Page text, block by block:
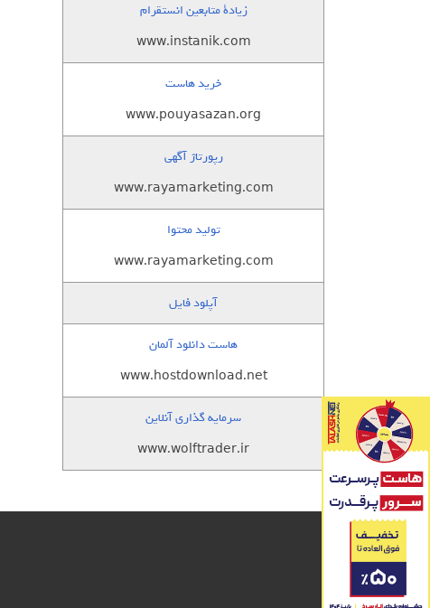
زيادة متابعين انستقرام
www.instanik.com
خرید هاست
www.pouyasazan.org
رپورتاژ آگهی
www.rayamarketing.com
تولید محتوا
www.rayamarketing.com
آپلود فایل
هاست دانلود آلمان
www.hostdownload.net
سرمایه گذاری آنلاین
www.wolftrader.ir